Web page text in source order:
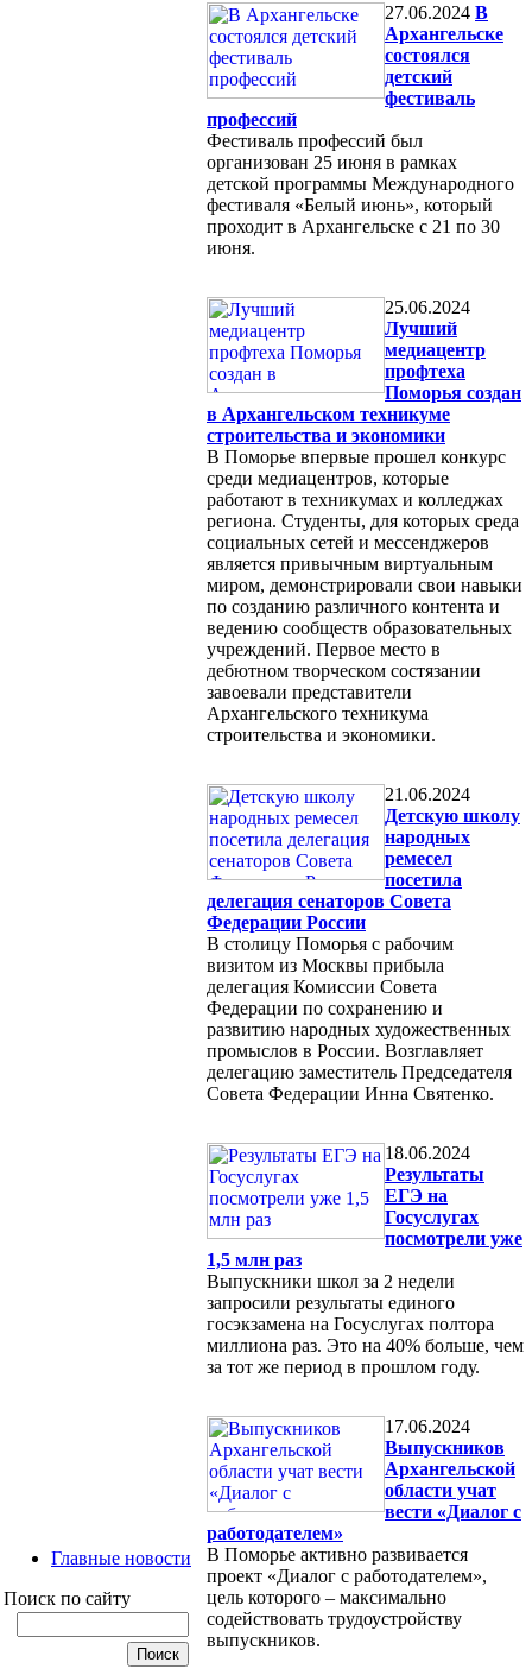
Главные новости
Поиск по сайту
27.06.2024 В
Архангельске
состоялся
детский
фестиваль
профессий
Фестиваль профессий был
организован 25 июня в рамках
детской программы Международного
фестиваля «Белый июнь», который
проходит в Архангельске с 21 по 30
июня.
25.06.2024
Лучший
медиацентр
профтеха
Поморья создан
в Архангельском техникуме
строительства и экономики
В Поморье впервые прошел конкурс
среди медиацентров, которые
работают в техникумах и колледжах
региона. Студенты, для которых среда
социальных сетей и мессенджеров
является привычным виртуальным
миром, демонстрировали свои навыки
по созданию различного контента и
ведению сообществ образовательных
учреждений. Первое место в
дебютном творческом состязании
завоевали представители
Архангельского техникума
строительства и экономики.
21.06.2024
Детскую школу
народных
ремесел
посетила
делегация сенаторов Совета
Федерации России
В столицу Поморья с рабочим
визитом из Москвы прибыла
делегация Комиссии Совета
Федерации по сохранению и
развитию народных художественных
промыслов в России. Возглавляет
делегацию заместитель Председателя
Совета Федерации Инна Святенко.
18.06.2024
Результаты
ЕГЭ на
Госуслугах
посмотрели уже
1,5 млн раз
Выпускники школ за 2 недели
запросили результаты единого
госэкзамена на Госуслугах полтора
миллиона раз. Это на 40% больше, чем
за тот же период в прошлом году.
17.06.2024
Выпускников
Архангельской
области учат
вести «Диалог с
работодателем»
В Поморье активно развивается
проект «Диалог с работодателем»,
цель которого – максимально
содействовать трудоустройству
выпускников.